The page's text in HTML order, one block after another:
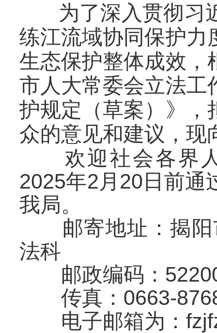
为了深入贯彻习
练江流域协同保护力
生态保护整体成效，
市人大常委会立法工
护规定（草案）》，
众的意见和建议，现
欢迎社会各界人
2025年2月20日前通
我局。
邮寄地址：揭阳
法科
邮政编码：
传真：0663-
电子邮箱为：